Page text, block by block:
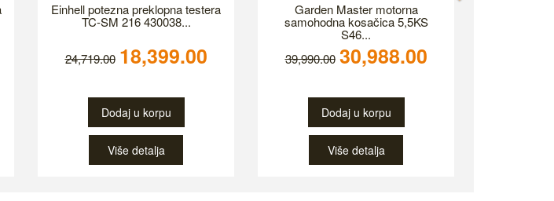
Einhell potezna preklopna testera
TC-SM 216 430038...
24,719.00 18,399.00
Dodaj u korpu
Više detalja
Garden Master motorna
samohodna kosačica 5,5KS
S46...
39,990.00 30,988.00
Dodaj u korpu
Više detalja